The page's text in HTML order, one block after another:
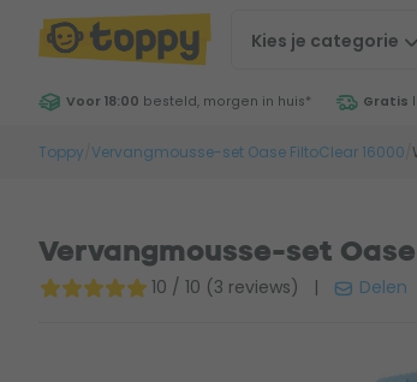
Kies je categorie
Voor 18:00 besteld, morgen in huis* Gratis
Toppy Vervangmousse-set Oase FiltoClear 16000
Vervangmousse-set
10 / 10 (3 reviews) | Delen